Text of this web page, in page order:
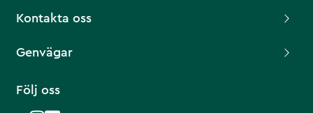
Kontakta oss
Genvägar
Följ oss